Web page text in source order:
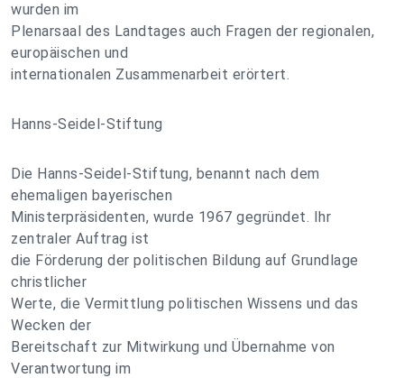
wurden im
Plenarsaal des Landtages auch Fragen der regionalen,
europäischen und
internationalen Zusammenarbeit erörtert.
Hanns-Seidel-Stiftung
Die Hanns-Seidel-Stiftung, benannt nach dem
ehemaligen bayerischen
Ministerpräsidenten, wurde 1967 gegründet. Ihr
zentraler Auftrag ist
die Förderung der politischen Bildung auf Grundlage
christlicher
Werte, die Vermittlung politischen Wissens und das
Wecken der
Bereitschaft zur Mitwirkung und Übernahme von
Verantwortung im